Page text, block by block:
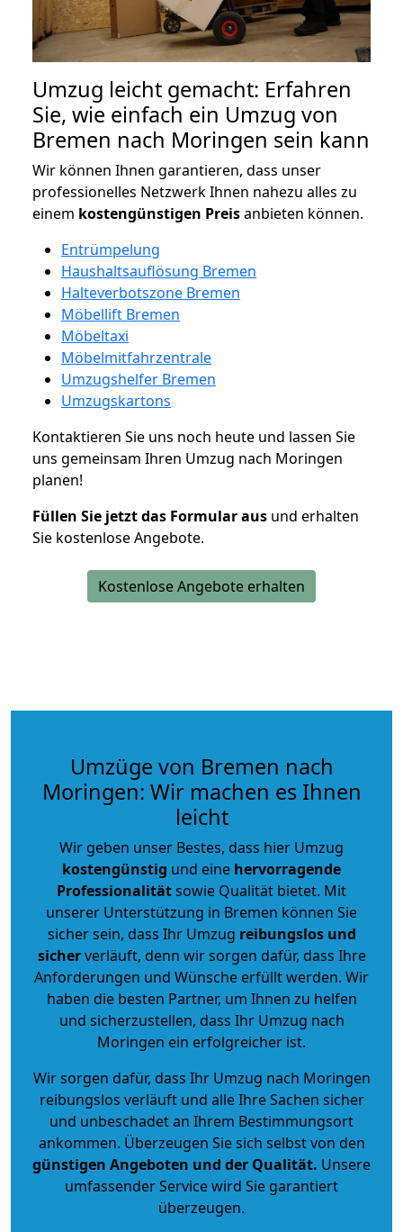
Umzug leicht gemacht: Erfahren
Sie, wie einfach ein Umzug von
Bremen nach Moringen sein kann
Wir können Ihnen garantieren, dass unser
professionelles Netzwerk Ihnen nahezu alles zu
einem kostengünstigen Preisanbieten können.
Entrümpelung
Haushaltsauflösung Bremen
Halteverbotszone Bremen
Möbellift Bremen
Möbeltaxi
Möbelmitfahrzentrale
Umzugshelfer Bremen
Umzugskartons
Kontaktieren Sie uns noch heute und lassen Sie
uns gemeinsam Ihren Umzug nach Moringen
planen!
Füllen Sie jetzt das Formular aus und erhalten
Sie kostenlose Angebote.
Kostenlose Angebote erhalten
Umzüge von Bremen nach
Moringen: Wir machen es Ihnen
leicht
Wir geben unser Bestes, dass hier Umzug
kostengünstig und eine hervorragende
Professionalitätsowie Qualität bietet. Mit
unserer Unterstützung in Bremen können Sie
sicher sein, dass Ihr Umzug reibungslos und
sicherverläuft, denn wir sorgen dafür, dass Ihre
Anforderungen und Wünsche erfüllt werden. Wir
haben die besten Partner, um Ihnen zu helfen
und sicherzustellen, dass Ihr Umzug nach
Moringen ein erfolgreicher ist.
Wir sorgen dafür, dass Ihr Umzug nach Moringen
reibungslos verläuft und alle Ihre Sachen sicher
und unbeschadet an Ihrem Bestimmungsort
ankommen. Überzeugen Sie sich selbst von den
günstigen Angeboten und der Qualität. Unsere
umfassender Service wird Sie garantiert
überzeugen.